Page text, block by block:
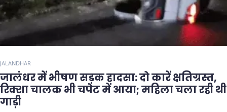
JALANDHAR
जालंधर में भीषण सड़क हादसा: दो कारें क्षतिग्रस्त,
रिक्शा चालक भी चपेट में आया; महिला चला रही थी
गाड़ी